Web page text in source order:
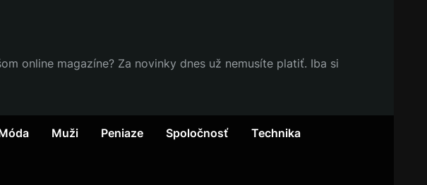
online magazíne? Za novinky dnes už nemusíte platiť. Iba si
Muži Peniaze Spoločnosť Technika